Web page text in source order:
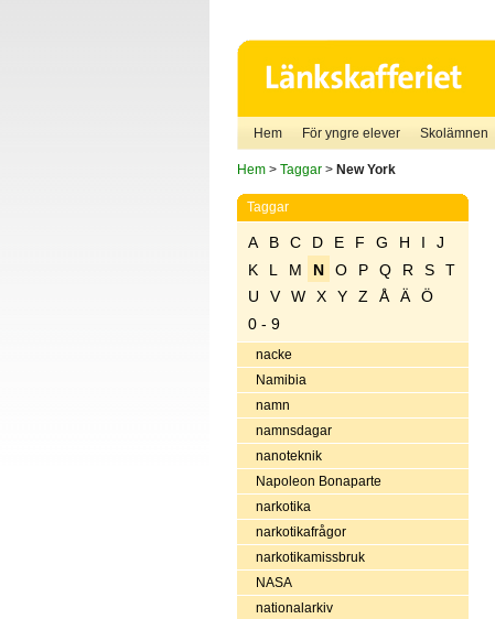
Hem För yngre elever Skolämnen
Hem> Taggar> New York
Taggar
A B C D E F G H I
J
K
L M N O P Q R S
T
U
V W X Y Z Å Ä
Ö
0 - 9
nacke
Namibia
namn
namnsdagar
nanoteknik
Napoleon Bonaparte
narkotika
narkotikafrågor
narkotikamissbruk
NASA
nationalarkiv